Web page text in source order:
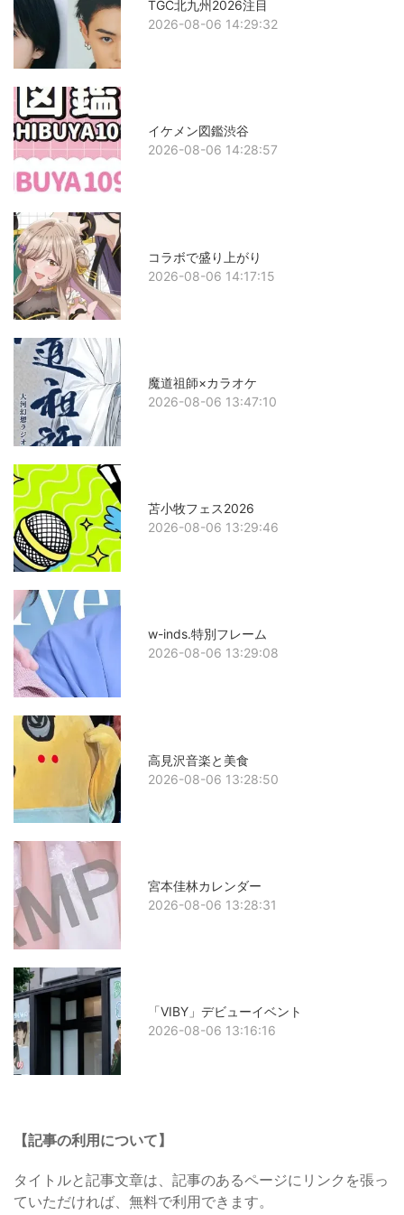
TGC北九州2026注目
2026-08-06 14:29:32
イケメン図鑑渋谷
2026-08-06 14:28:57
コラボで盛り上がり
2026-08-06 14:17:15
魔道祖師×カラオケ
2026-08-06 13:47:10
苫小牧フェス2026
2026-08-06 13:29:46
w-inds.特別フレーム
2026-08-06 13:29:08
高見沢音楽と美食
2026-08-06 13:28:50
宮本佳林カレンダー
2026-08-06 13:28:31
「VIBY」デビューイベント
2026-08-06 13:16:16
【記事の利用について】
タイトルと記事文章は、記事のあるページにリンクを張っ
ていただければ、無料で利用できます。